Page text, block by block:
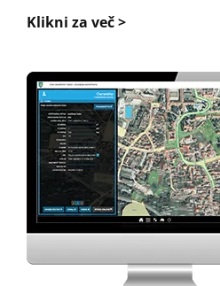
Klikni za več >